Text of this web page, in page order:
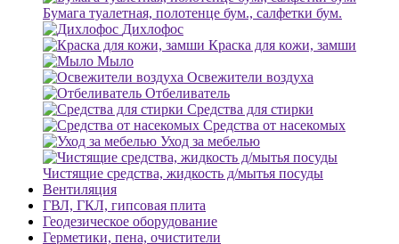
Бумага туалетная, полотенце бум., салфетки бум.
Дихлофос
Краска для кожи, замши
Мыло
Освежители воздуха
Отбеливатель
Средства для стирки
Средства от насекомых
Уход за мебелью
Чистящие средства, жидкость д/мытья посуды
Вентиляция
ГВЛ, ГКЛ, гипсовая плита
Геодезическое оборудование
Герметики, пена, очистители